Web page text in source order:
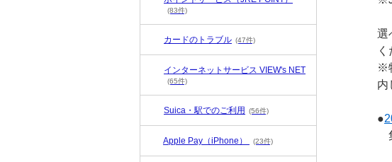
(83件)
カードのトラブル (47件)
インターネットサービス VIEW's NET
(65件)
Suica・駅でのご利用 (56件)
Apple Pay（iPhone） (23件)
選
く
※
内
●